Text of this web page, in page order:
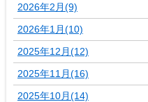
2026年2月(9)
2026年1月(10)
2025年12月(12)
2025年11月(16)
2025年10月(14)